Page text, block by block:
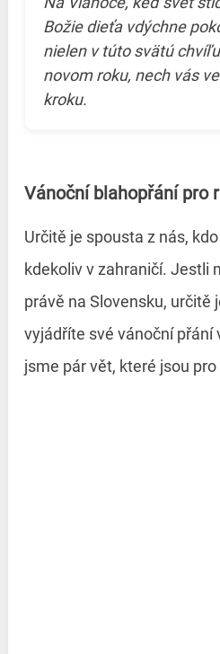
Božie dieťa vdýchne
nielen v túto svätú
novom roku, nech vás
kroku.
Vánoční blahopřání pro
Určitě je spousta z nás,
kdekoliv v zahraničí. Jestli
právě na Slovensku, určitě
vyjádříte své vánoční přání
jsme pár vět, které jsou